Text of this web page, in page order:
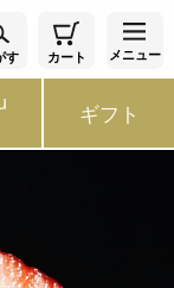
す カート メニュー
ギフト